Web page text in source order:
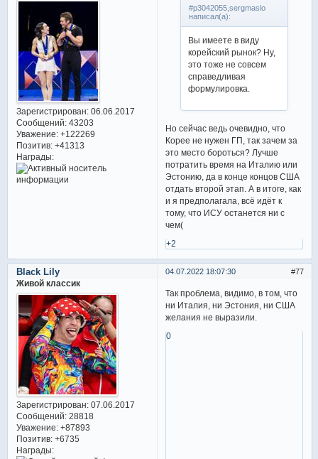
Зарегистрирован: 06.06.2017
Сообщений:43203
Уважение: +122269
Позитив: +41313
Награды:
#p3042055,sergmaslo
написал(а):
Вы имеете в виду
корейский рынок? Ну,
это тоже не совсем
справедливая
формулировка.
Но сейчас ведь очевидно, что
Корее не нужен ГП, так зачем за
это место бороться? Лучше
потратить время на Италию или
Эстонию, да в конце концов США
отдать второй этап. А в итоге, как
и я предполагала, всё идёт к
тому, что ИСУ останется ни с
чем(
+2
77
04.07.2022 18:07:30
Black Lily
Живой классик
Зарегистрирован: 07.06.2017
Сообщений:28818
Уважение: +87893
Позитив: +6735
Награды:
Так проблема, видимо, в том, что
ни Италия, ни Эстония, ни США
желания не выразили.
0